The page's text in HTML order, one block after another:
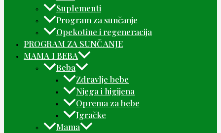
Suplementi
Program za sunčanje
Opekotine i regeneracija
PROGRAM ZA SUNČANJE
MAMA I BEBA
Beba
Zdravlje bebe
Njega i higijena
Oprema za bebe
Igračke
Mama